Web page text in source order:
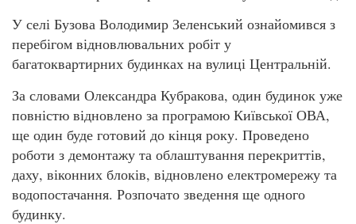
У селі Бузова Володимир Зеленський ознайомився з
перебігом відновлювальних робіт у
багатоквартирних будинках на вулиці Центральній.
За словами Олександра Кубракова, один будинок уже
повністю відновлено за програмою Київської ОВА,
ще один буде готовий до кінця року. Проведено
роботи з демонтажу та облаштування перекриттів,
даху, віконних блоків, відновлено електромережу та
водопостачання. Розпочато зведення ще одного
будинку.